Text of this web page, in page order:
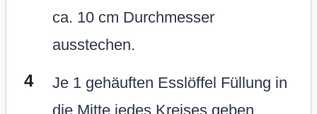
ca. 10 cm Durchmesser
ausstechen.
Je 1 gehäuften Esslöffel Füllung in
die Mitte jedes Kreises geben.